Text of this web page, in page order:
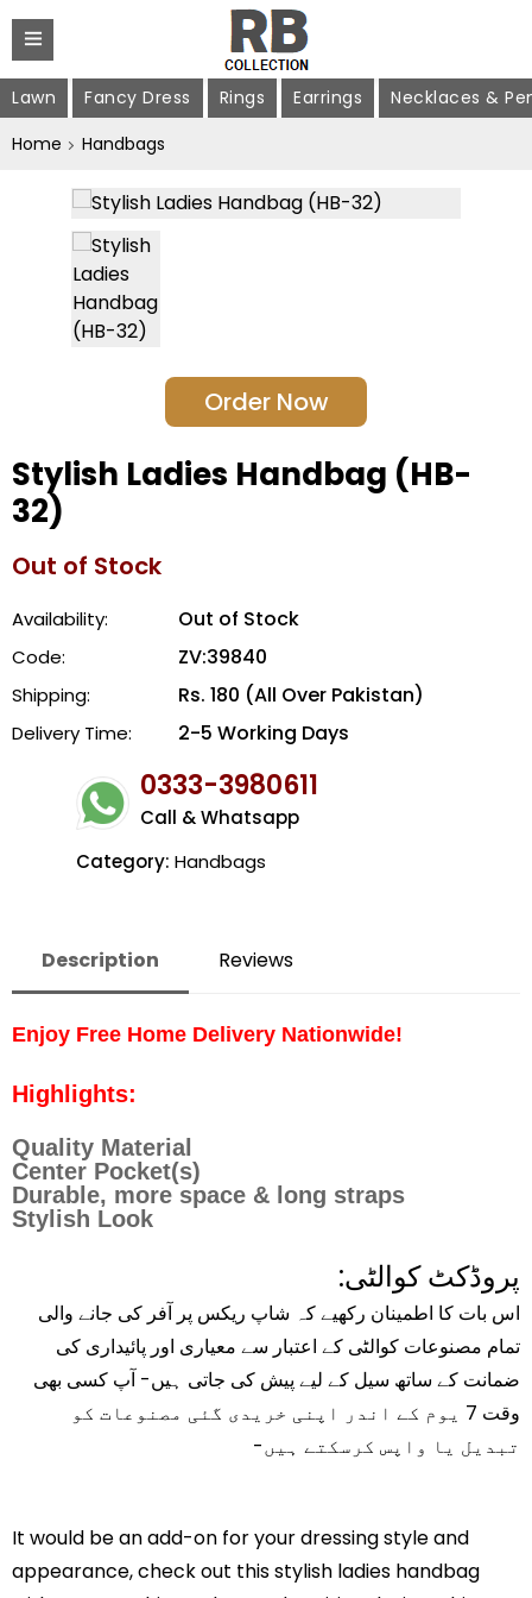
Lawn Fancy Dress Rings Earrings
Necklaces &
Home
Handbags
Order Now
Stylish Ladies Handbag (HB-
32)
Out of Stock
Availability: Out of Stock
Code: ZV:39840
Shipping: Rs. 180 (All Over Pakistan)
Delivery Time: 2-5 Working Days
0333-3980611
Call & Whatsapp
Category: Handbags
Description Reviews
Enjoy Free Home Delivery Nationwide!
Highlights:
Quality Material
Center Pocket(s)
Durable, more space & long straps
Stylish Look
پروڈکٹ کوالٹی:
اس بات کا اطمینان رکھیے کہ شاپ ریکس پر آفر کی جانے والی
تمام مصنوعات کوالٹی کے اعتبار سے معیاری اور پائیداری کی
ضمانت کے ساتھ سیل کے لیے پیش کی جاتی ہیں- آپ کسی بھی
وقت 7 یوم کے اندر اپنی خریدی گئی مصنوعات کو
تبدیل یا واپس کرسکتے ہیں-
It would be an add-on for your dressing style and
appearance, check out this stylish ladies handbag